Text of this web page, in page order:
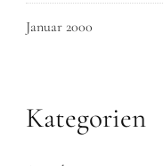
Januar 2000
Kategorien